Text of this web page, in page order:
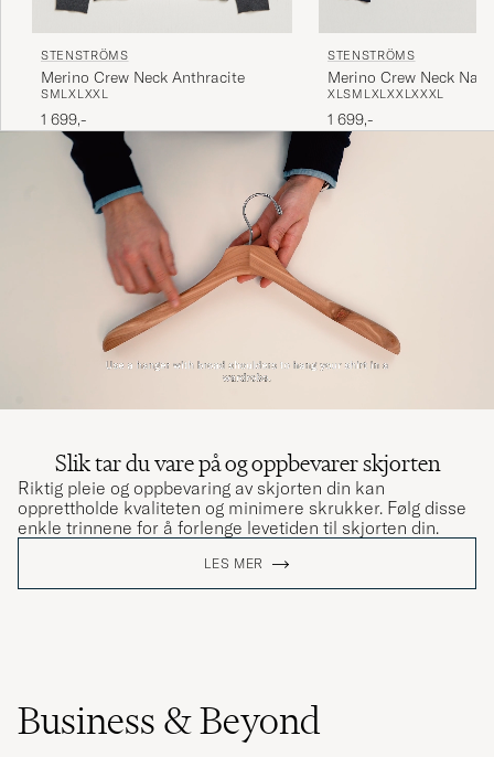
STENSTRÖMS
Merino Crew Neck Anthracite
SMLXLXXL
1 699,-
STENSTRÖMS
Merino Crew Neck Navy
XLSM LXLXXLXXXL
1 699,-
Slik tar du vare på og oppbevarer skjorten
Riktig pleie og oppbevaring av skjorten din kan
opprettholde kvaliteten og minimere skrukker. Følg disse
enkle trinnene for å forlenge levetiden til skjorten din.
LES MER
Business & Beyond